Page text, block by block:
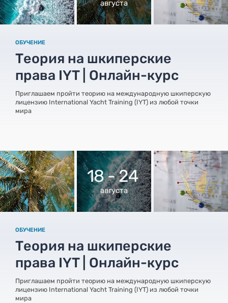
августа
ОБУЧЕНИЕ
Теория на шкиперские
права IYT | Онлайн-курс
Приглашаем пройти теорию на международную шкиперскую
лицензию International Yacht Training (IYT) из любой точки
мира
18 - 24
августа
ОБУЧЕНИЕ
Теория на шкиперские
права IYT | Онлайн-курс
Приглашаем пройти теорию на международную шкиперскую
лицензию International Yacht Training (IYT) из любой точки
мира